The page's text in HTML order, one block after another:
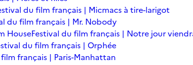
du film français | Micmacs à tire-larigot
du film français | Mr. Nobody
HouseFestival du film français | Notre jour
du film français | Orphée
français | Paris-Manhattan